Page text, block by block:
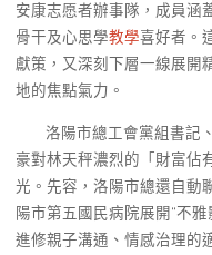
安康志愿者辦事隊，成員涵
骨干及心思學教學喜好者。
獻策，又深刻下層一線展開
地的焦點氣力。
洛陽市總工會黨組書記
豪對林天秤濃烈的「財富佔
光。先容，洛陽市總還自動
陽市第五國民病院展開“不
進修親子溝通、情感治理的